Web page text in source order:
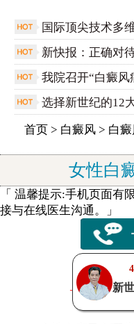
国际顶尖技术多
新快报：正确对
我院召开“白癜
选择新世纪的12
首页 > 白癜风 > 白
女性白
「 温馨提示:手机页面有
接与在线医生沟通。」
暑假祛白零
——精准分型
新